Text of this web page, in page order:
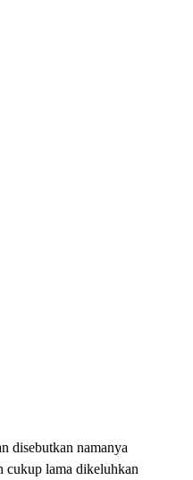
disebutkan namanya
cukup lama dikeluhkan